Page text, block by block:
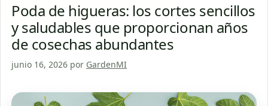
Poda de higueras: los cortes sencillos
y saludables que proporcionan años
de cosechas abundantes
junio 16, 2026 por GardenMI